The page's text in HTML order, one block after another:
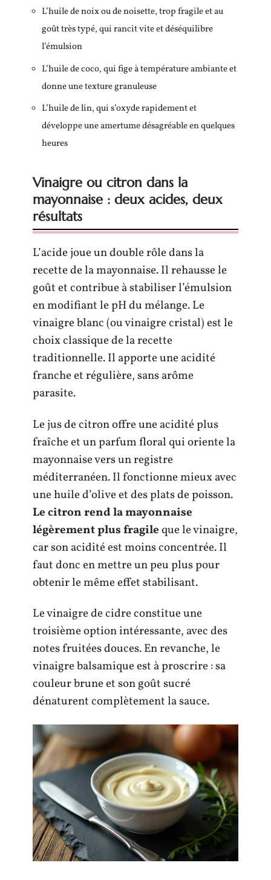
L’huile de noix ou de noisette, trop fragile et au
goût très typé, qui rancit vite et déséquilibre
l’émulsion
L’huile de coco, qui fige à température ambiante et
donne une texture granuleuse
L’huile de lin, qui s’oxyde rapidement et
développe une amertume désagréable en quelques
heures
Vinaigre ou citron dans la
mayonnaise : deux acides, deux
résultats
L’acide joue un double rôle dans la
recette de la mayonnaise. Il rehausse le
goût et contribue à stabiliser l’émulsion
en modifiant le pH du mélange. Le
vinaigre blanc (ou vinaigre cristal) est le
choix classique de la recette
traditionnelle. Il apporte une acidité
franche et régulière, sans arôme
parasite.
Le jus de citron offre une acidité plus
fraîche et un parfum floral qui oriente la
mayonnaise vers un registre
méditerranéen. Il fonctionne mieux avec
une huile d’olive et des plats de poisson.
Le citron rend la mayonnaise
légèrement plus fragileque le vinaigre,
car son acidité est moins concentrée. Il
faut donc en mettre un peu plus pour
obtenir le même effet stabilisant.
Le vinaigre de cidre constitue une
troisième option intéressante, avec des
notes fruitées douces. En revanche, le
vinaigre balsamique est à proscrire : sa
couleur brune et son goût sucré
dénaturent complètement la sauce.